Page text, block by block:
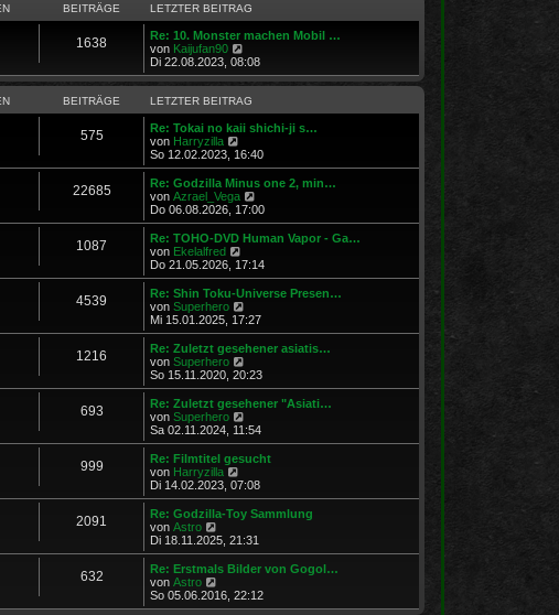
r
a
s
t
e
r
B
e
i
t
r
a
g
BEITRÄGE LETZTER BEITRAG
1638
Re: 10. Monster machen Mobil …
von Kaijufan90
e
u
e
s
t
e
B
e
i
t
r
g
Di 22.08.2023, 08:08
BEITRÄGE LETZTER BEITRAG
575
Re: Tokai no kaii shichi-ji s…
von Harryzilla
e
u
e
s
t
r
B
e
i
r
a
g
So 12.02.2023, 16:40
22685
Re: Godzilla Minus one 2, min…
von Azrael_Vega
e
u
e
t
B
e
i
r
g
Do 06.08.2026, 17:00
1087
Re: TOHO-DVD Human Vapor - Ga…
von Ekelalfred
e
u
e
s
t
r
B
e
i
r
a
g
Do 21.05.2026, 17:14
4539
Re: Shin Toku-Universe Presen…
von Superhero
e
u
e
t
r
B
e
i
r
g
Mi 15.01.2025, 17:27
1216
Re: Zuletzt gesehener asiatis…
von Superhero
e
u
e
t
B
e
i
r
g
So 15.11.2020, 20:23
693
Re: Zuletzt gesehener "Asiati…
von Superhero
e
u
e
t
B
e
i
r
g
Sa 02.11.2024, 11:54
999
Re: Filmtitel gesucht
von Harryzilla
e
u
e
s
t
r
B
e
i
Di 14.02.2023, 07:08
2091
Re: Godzilla-Toy Sammlung
von Astro
e
u
e
t
Di 18.11.2025, 21:31
632
Re: Erstmals Bilder von Gogol…
von Astro
e
u
So 05.06.2016, 22:12